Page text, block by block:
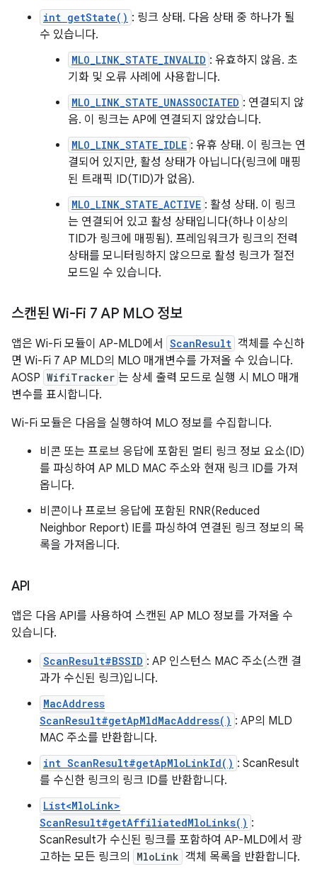
int getState() : 링크 상태. 다음 상태 중 하나가 될
수 있습니다.
MLO_LINK_STATE_INVALID : 유효하지 않음. 초
기화 및 오류 사례에 사용합니다.
MLO_LINK_STATE_UNASSOCIATED : 연결되지 않
음. 이 링크는 AP에 연결되지 않았습니다.
MLO_LINK_STATE_IDLE : 유휴 상태. 이 링크는 연
결되어 있지만, 활성 상태가 아닙니다(링크에 매핑
된 트래픽 ID(TID)가 없음).
MLO_LINK_STATE_ACTIVE : 활성 상태. 이 링크
는 연결되어 있고 활성 상태입니다(하나 이상의
TID가 링크에 매핑됨). 프레임워크가 링크의 전력
상태를 모니터링하지 않으므로 활성 링크가 절전
모드일 수 있습니다.
스캔된 Wi-Fi 7 AP MLO 정보
앱은 Wi-Fi 모듈이 AP-MLD에서 ScanResult 객체를 수신하
면 Wi-Fi 7 AP MLD의 MLO 매개변수를 가져올 수 있습니다.
AOSP WifiTracker 는 상세 출력 모드로 실행 시 MLO 매개
변수를 표시합니다.
Wi-Fi 모듈은 다음을 실행하여 MLO 정보를 수집합니다.
비콘 또는 프로브 응답에 포함된 멀티 링크 정보 요소(ID)
를 파싱하여 AP MLD MAC 주소와 현재 링크 ID를 가져
옵니다.
비콘이나 프로브 응답에 포함된 RNR(Reduced
Neighbor Report) IE를 파싱하여 연결된 링크 정보의 목
록을 가져옵니다.
API
앱은 다음 API를 사용하여 스캔된 AP MLO 정보를 가져올 수
있습니다.
ScanResult#BSSID : AP 인스턴스 MAC 주소(스캔 결
과가 수신된 링크)입니다.
MacAddress
ScanResult#getApMldMacAddress() : AP의 MLD
MAC 주소를 반환합니다.
int ScanResult#getApMloLinkId() : ScanResult
를 수신한 링크의 링크 ID를 반환합니다.
List<MloLink>
ScanResult#getAffiliatedMloLinks() :
ScanResult가 수신된 링크를 포함하여 AP-MLD에서 광
고하는 모든 링크의
MloLink 객체 목록을 반환합니다.